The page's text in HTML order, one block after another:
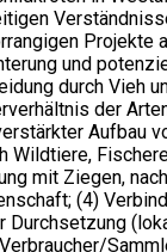
und
durch Vieh
der
Aufbau
mit Ziegen,
(4)
Durchsetzung